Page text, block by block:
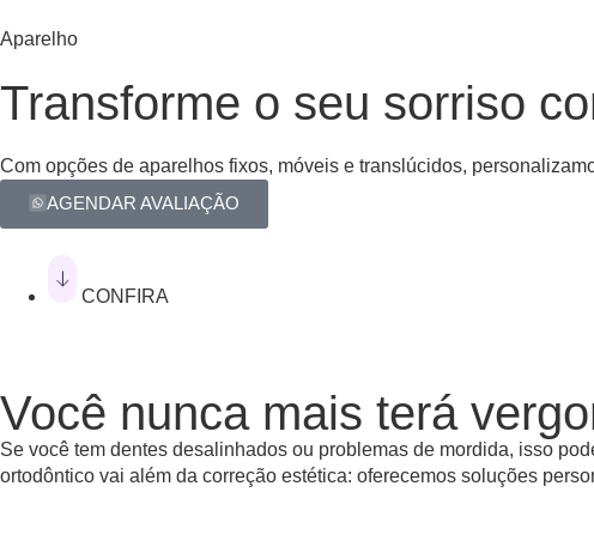
Aparelho
Transforme o seu sorriso
Com opções de aparelhos fixos, móveis e translúcidos,
AGENDAR AVALIAÇÃO
CONFIRA
Você nunca mais terá
Se você tem dentes desalinhados ou problemas de mordida, isso
ortodôntico vai além da correção estética: oferecemos soluções